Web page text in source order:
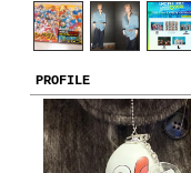
PROFILE